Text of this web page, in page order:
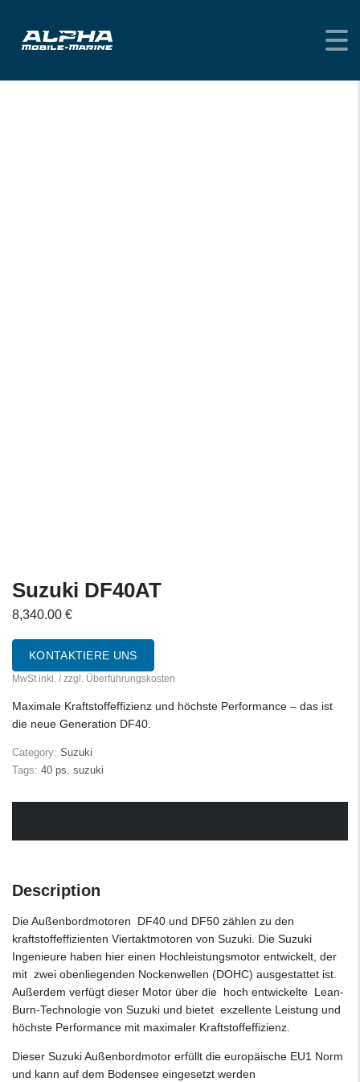
Suzuki DF40AT
8,340.00 €
KONTAKTIERE UNS
MwSt inkl. / zzgl. Überführungskosten
Maximale Kraftstoffeffizienz und höchste Performance – das ist
die neue Generation DF40.
Category: Suzuki
Tags: 40 ps suzuki
Description
Die Außenbordmotoren DF40 und DF50 zählen zu den
kraftstoffeffizienten Viertaktmotoren von Suzuki. Die Suzuki
Ingenieure haben hier einen Hochleistungsmotor entwickelt, der
mit zwei obenliegenden Nockenwellen (DOHC) ausgestattet ist.
Außerdem verfügt dieser Motor über die hoch entwickelte Lean-
Burn-Technologie von Suzuki und bietet exzellente Leistung und
höchste Performance mit maximaler Kraftstoffeffizienz.
Dieser Suzuki Außenbordmotor erfüllt die europäische EU1 Norm
und kann auf dem Bodensee eingesetzt werden